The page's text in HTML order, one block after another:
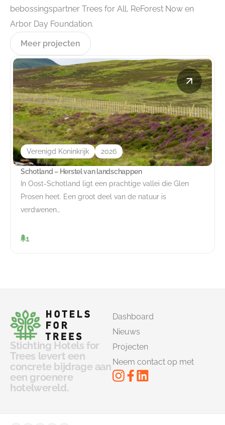
bebossingspartner Trees for All, ReForest Now en
Arbor Day Foundation.
Meer projecten
Verenigd Koninkrijk 2026
Schotland – Herstel van landschappen
In Oost-Schotland ligt een prachtige vallei die Glen
Prosen heet. Een groot deel van de natuur is
verdwenen…
1
Stichting Hotels for
Trees levert een
concrete bijdrage aan
een groenere
hotelwereld.
Dashboard
Nieuws
Projecten
Neem contact op met